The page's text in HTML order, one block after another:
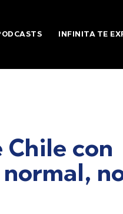
INFINITA TE
con
normal,